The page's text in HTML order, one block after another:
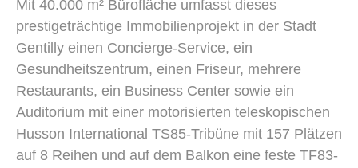
Mit 40.000 m² Bürofläche umfasst dieses
prestigeträchtige Immobilienprojekt in der Stadt
Gentilly einen Concierge-Service, ein
Gesundheitszentrum, einen Friseur, mehrere
Restaurants, ein Business Center sowie ein
Auditorium mit einer motorisierten teleskopischen
Husson International TS85-Tribüne mit 157 Plätzen
auf 8 Reihen und auf dem Balkon eine feste TF83-